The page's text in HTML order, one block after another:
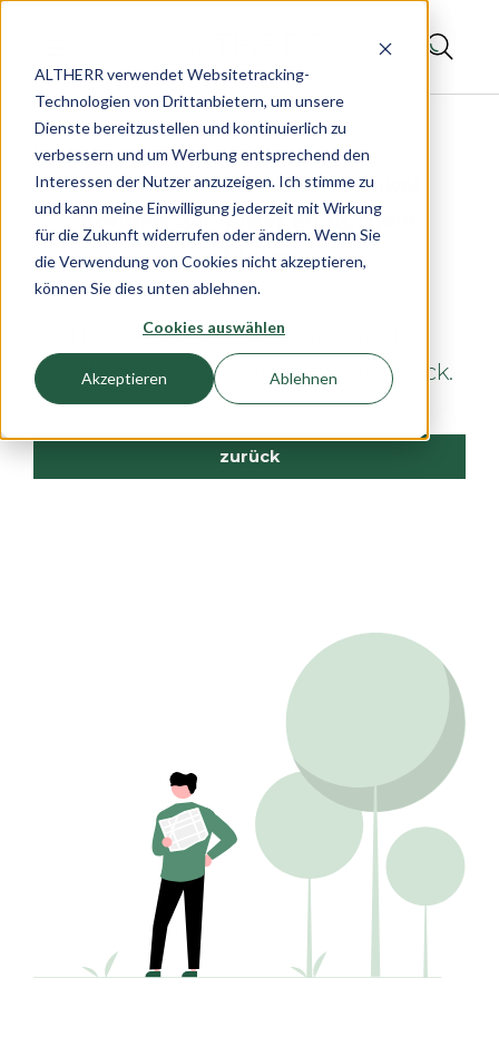
ALTHERR verwendet Websitetracking-
Technologien von Drittanbietern, um unsere
Dienste bereitzustellen und kontinuierlich zu
verbessern und um Werbung entsprechend den
Interessen der Nutzer anzuzeigen. Ich stimme zu
und kann meine Einwilligung jederzeit mit Wirkung
für die Zukunft widerrufen oder ändern. Wenn Sie
die Verwendung von Cookies nicht akzeptieren,
können Sie dies unten ablehnen.
Cookies auswählen
Akzeptieren Ablehnen
Es tut uns leid, diesen Artikel
können wir leider nicht mehr
anbieten.
Hier geht es zu unserer aktuellen
Marken- und Produktauswahl zurück.
zurück